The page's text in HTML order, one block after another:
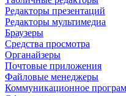
Редакторы презентаций
Редакторы мультимедиа
Браузеры
Средства просмотра
Органайзеры
Почтовые приложения
Файловые менеджеры
Коммуникационное